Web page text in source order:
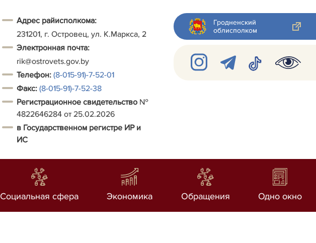
Адрес райисполкома:
231201, г. Островец, ул. К.Маркса, 2
Электронная почта:
rik@ostrovets.gov.by
Телефон: (8-015-91)-7-52-01
Факс: (8-015-91)-7-52-38
Регистрационное свидетельство №
4822646284 от 25.02.2026
в Государственном регистре ИР и
ИС
Гродненский
облисполком
Социальная сфера Экономика Обращения Одно окно